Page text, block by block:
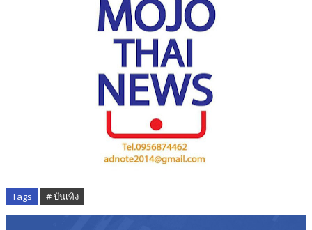
Tags # บันเทิง